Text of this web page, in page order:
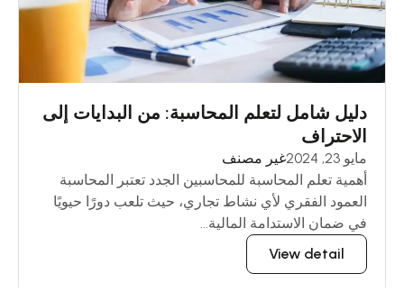
دليل شامل لتعلم المحاسبة: من البدايات إلى
الاحتراف
مايو 23, 2024
غير مصنف
أهمية تعلم المحاسبة للمحاسبين الجدد تعتبر المحاسبة
العمود الفقري لأي نشاط تجاري، حيث تلعب دورًا حيويًا
في ضمان الاستدامة المالية...
View detail